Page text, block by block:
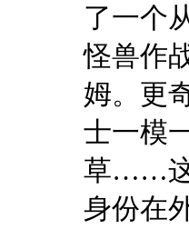
了一个
怪兽作
姆。更
士一模
草……
身份在